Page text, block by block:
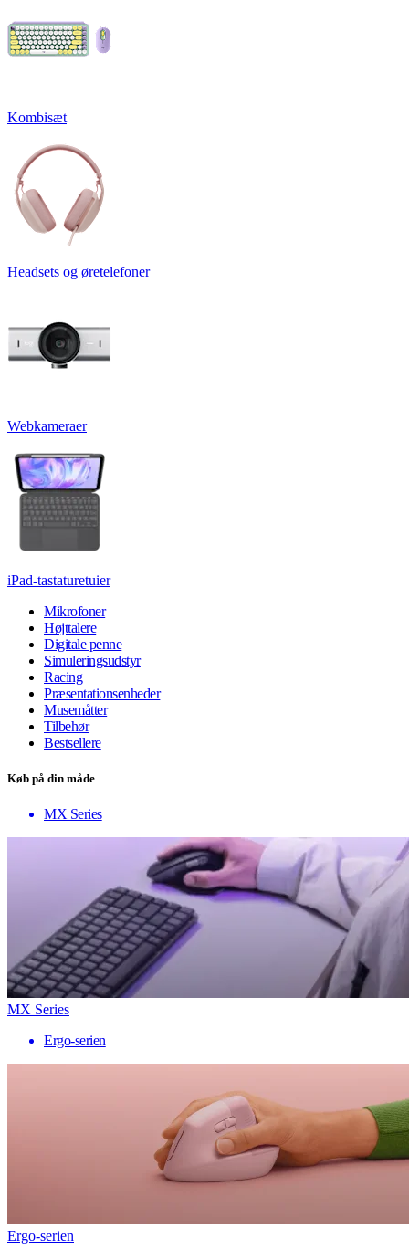
Kombisæt
Headsets og øretelefoner
Webkameraer
iPad-tastaturetuier
Mikrofoner
Højttalere
Digitale penne
Simuleringsudstyr
Racing
Præsentationsenheder
Musemåtter
Tilbehør
Bestsellere
Køb på din måde
MX Series
MX Series
Ergo-serien
Ergo-serien